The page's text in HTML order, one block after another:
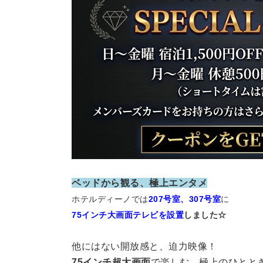
ベッドから観る、極上エンタメ
ホテルディーノでは207号室、307号室に
75インチ大画面テレビを設置しました☆
他にはない開放感と、迫力映像！